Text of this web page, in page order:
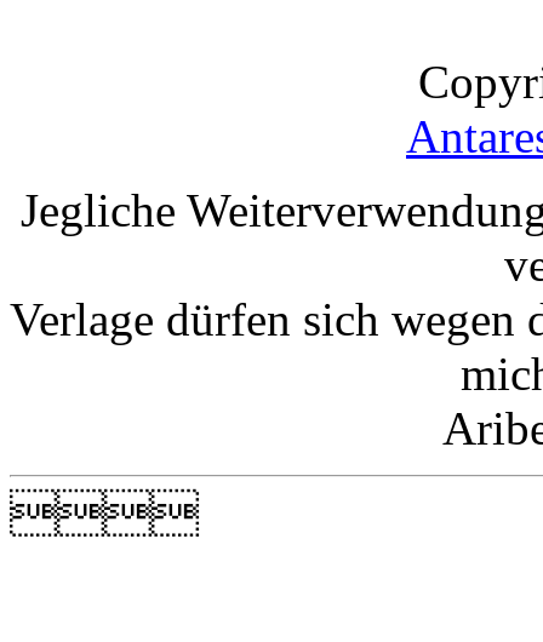
Jegliche
Verlage dürfen sich wegen
